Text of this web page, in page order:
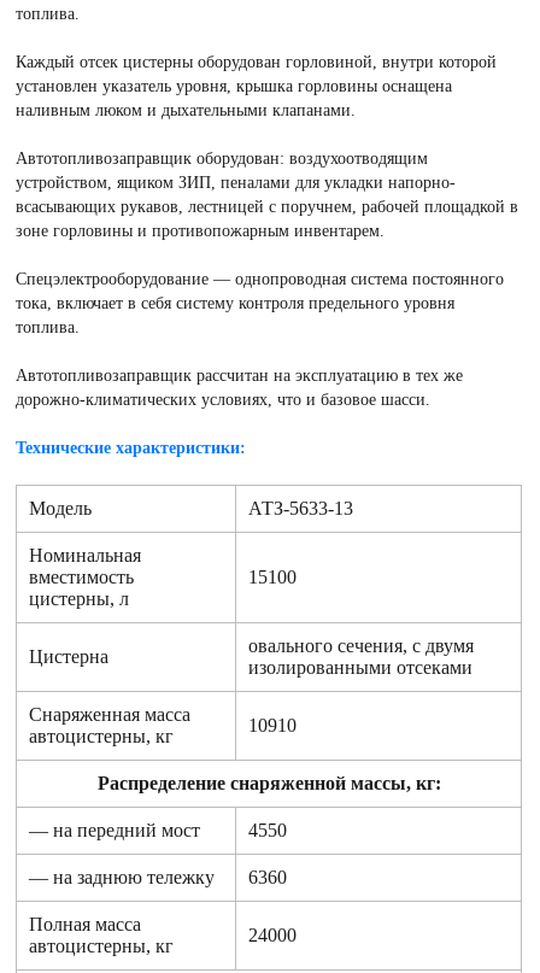
топлива.
Каждый отсек цистерны оборудован горловиной, внутри которой
установлен указатель уровня, крышка горловины оснащена
наливным люком и дыхательными клапанами.
Автотопливозаправщик оборудован: воздухоотводящим
устройством, ящиком ЗИП, пеналами для укладки напорно-
всасывающих рукавов, лестницей с поручнем, рабочей площадкой в
зоне горловины и противопожарным инвентарем.
Спецэлектрооборудование — однопроводная система постоянного
тока, включает в себя систему контроля предельного уровня
топлива.
Автотопливозаправщик рассчитан на эксплуатацию в тех же
дорожно-климатических условиях, что и базовое шасси.
Технические характеристики:
Модель АТЗ-5633-13
Номинальная
вместимость
цистерны, л
15100
Цистерна
овального сечения, с двумя
изолированными отсеками
Снаряженная масса
автоцистерны, кг
10910
Распределение снаряженной массы, кг:
— на передний мост 4550
— на заднюю тележку 6360
Полная масса
автоцистерны, кг
24000